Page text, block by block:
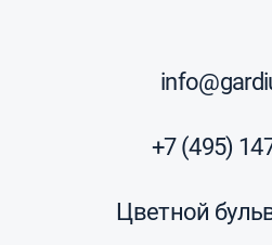
+7 (495)
Цветной